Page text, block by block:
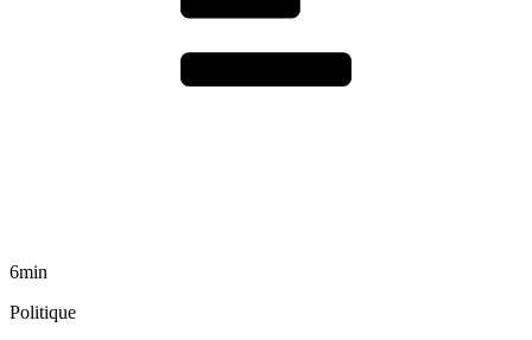
6min
Politique